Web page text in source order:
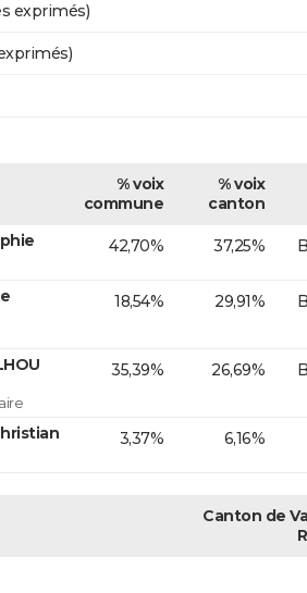
exprimés)
% voix
commune
% voix
canton
42,70% 37,25%
18,54% 29,91%
35,39% 26,69%
3,37% 6,16%
Canton de